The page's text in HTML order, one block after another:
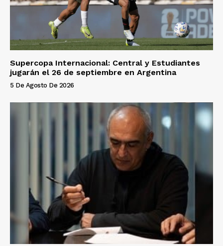
Supercopa Internacional: Central y Estudiantes
jugarán el 26 de septiembre en Argentina
5 De Agosto De 2026